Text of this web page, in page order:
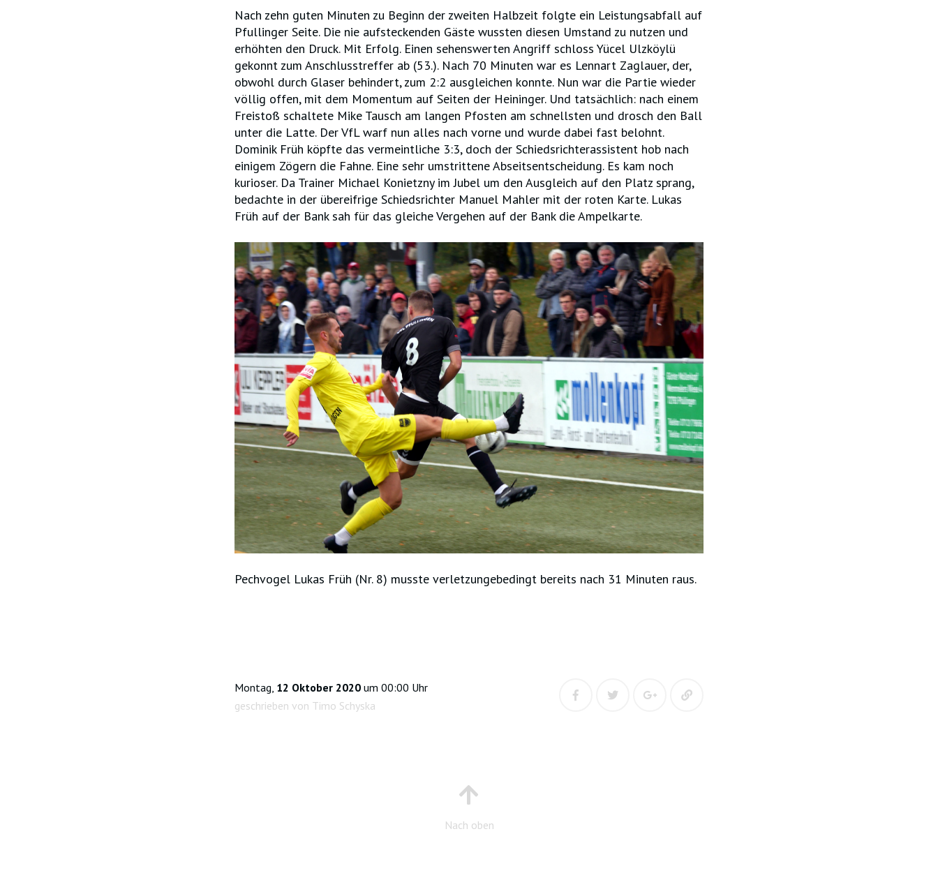
Nach zehn guten Minuten zu Beginn der zweiten Halbzeit folgte ein Leistungsabfall auf
Pfullinger Seite. Die nie aufsteckenden Gäste wussten diesen Umstand zu nutzen und
erhöhten den Druck. Mit Erfolg. Einen sehenswerten Angriff schloss Yücel Ulzköylü
gekonnt zum Anschlusstreffer ab (53.). Nach 70 Minuten war es Lennart Zaglauer, der,
obwohl durch Glaser behindert, zum 2:2 ausgleichen konnte. Nun war die Partie wieder
völlig offen, mit dem Momentum auf Seiten der Heininger. Und tatsächlich: nach einem
Freistoß schaltete Mike Tausch am langen Pfosten am schnellsten und drosch den Ball
unter die Latte. Der VfL warf nun alles nach vorne und wurde dabei fast belohnt.
Dominik Früh köpfte das vermeintliche 3:3, doch der Schiedsrichterassistent hob nach
einigem Zögern die Fahne. Eine sehr umstrittene Abseitsentscheidung. Es kam noch
kurioser. Da Trainer Michael Konietzny im Jubel um den Ausgleich auf den Platz sprang,
bedachte in der übereifrige Schiedsrichter Manuel Mahler mit der roten Karte. Lukas
Früh auf der Bank sah für das gleiche Vergehen auf der Bank die Ampelkarte.
Pechvogel Lukas Früh (Nr. 8) musste verletzungebedingt bereits nach 31 Minuten raus.
Montag, 12 Oktober 2020 um 00:00 Uhr
geschrieben von Timo Schyska
Nach oben